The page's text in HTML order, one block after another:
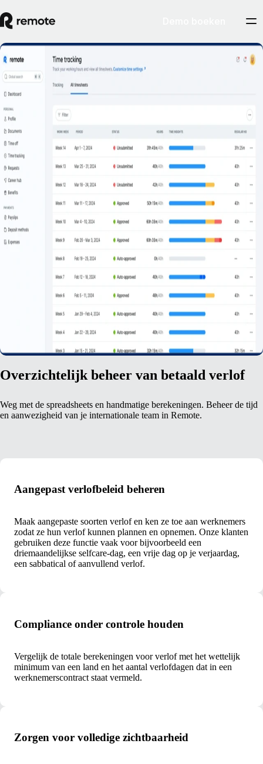
Tijd- en aanwezigheidsregistratie
Registreer tijd en aanwezigheid in elke tijdzone, ongeacht de locatie
van je teamleden.
Overzichtelijk beheer van betaald verlof
Weg met de spreadsheets en handmatige berekeningen. Beheer de tijd
en aanwezigheid van je internationale team in Remote.
Aangepast verlofbeleid beheren
Maak aangepaste soorten verlof en ken ze toe aan werknemers
zodat ze hun verlof kunnen plannen en opnemen. Onze klanten
gebruiken deze functie vaak voor bijvoorbeeld een
driemaandelijkse selfcare-dag, een vrije dag op je verjaardag,
een sabbatical of aanvullend verlof.
Compliance onder controle houden
Vergelijk de totale berekeningen voor verlof met het wettelijk
minimum van een land en het aantal verlofdagen dat in een
werknemerscontract staat vermeld.
Zorgen voor volledige zichtbaarheid